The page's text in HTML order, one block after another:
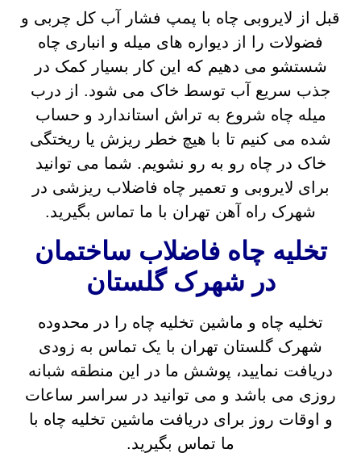
قبل از لایروبی چاه با پمپ فشار آب کل چربی و
فضولات را از دیواره های میله و انباری چاه
شستشو می دهیم که این کار بسیار کمک در
جذب سریع آب توسط خاک می شود. از درب
میله چاه شروع به تراش استاندارد و حساب
شده می کنیم تا با هیچ خطر ریزش یا ریختگی
خاک در چاه رو به رو نشویم. شما می توانید
برای لایروبی و تعمیر چاه فاضلاب ریزشی در
شهرک راه آهن تهران با ما تماس بگیرید.
تخلیه چاه فاضلاب ساختمان
در شهرک گلستان
تخلیه چاه و ماشین تخلیه چاه را در محدوده
شهرک گلستان تهران با یک تماس به زودی
دریافت نمایید، پوشش ما در این منطقه شبانه
روزی می باشد و می توانید در سراسر ساعات
و اوقات روز برای دریافت ماشین تخلیه چاه با
ما تماس بگیرید.